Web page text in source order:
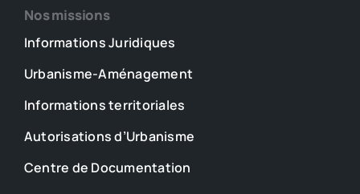
Nos missions
Informations Juridiques
Urbanisme-Aménagement
Informations territoriales
Autorisations d’Urbanisme
Centre de Documentation